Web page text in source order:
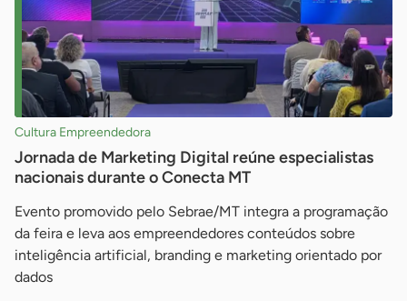
Cultura Empreendedora
Jornada de Marketing Digital reúne especialistas
nacionais durante o Conecta MT
Evento promovido pelo Sebrae/MT integra a programação
da feira e leva aos empreendedores conteúdos sobre
inteligência artificial, branding e marketing orientado por
dados